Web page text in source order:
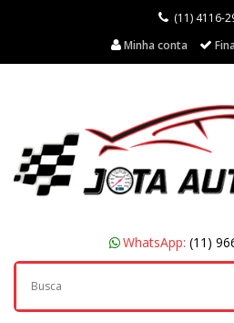
(11) 4116-
Minha conta
WhatsApp: (11)